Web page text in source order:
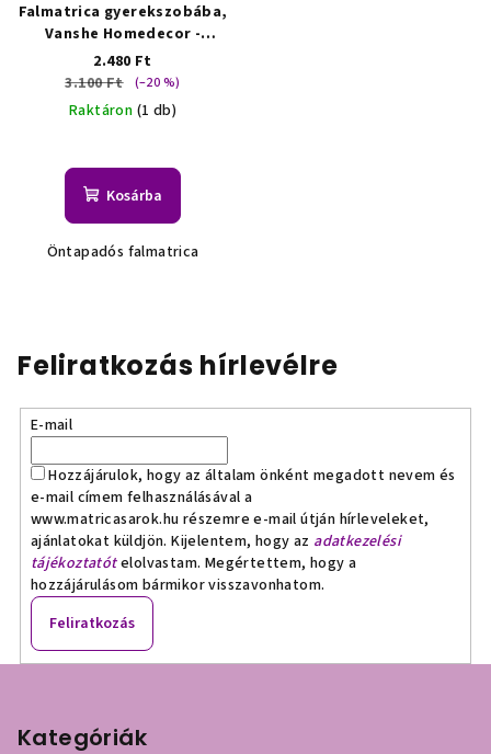
Falmatrica gyerekszobába,
Vanshe Homedecor -
Unikornisok, arany
csillagok
2.480 Ft
3.100 Ft
(–20 %)
Raktáron (1 db)
Kosárba
Öntapadós falmatrica
Feliratkozás hírlevélre
E-mail
Hozzájárulok, hogy az általam önként megadott nevem és
e-mail címem felhasználásával a
www.matricasarok.hu részemre e-mail útján hírleveleket,
ajánlatokat küldjön. Kijelentem, hogy az adatkezelési
tájékoztatótelolvastam. Megértettem, hogy a
hozzájárulásom bármikor visszavonhatom.
Feliratkozás
Kategóriák